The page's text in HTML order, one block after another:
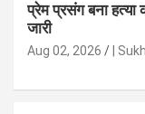
प्रेम प्रसंग बना हत्या
जारी
Aug 02, 2026 |